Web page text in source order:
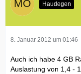
Haudegen
8. Januar 2012 um 01:46
Auch ich habe 4 GB
Auslastung von 1,4 -